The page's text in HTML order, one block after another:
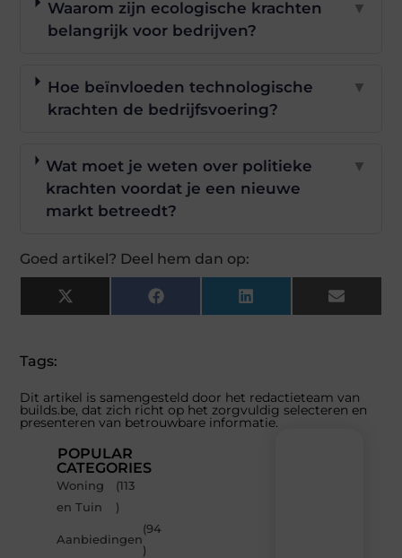
Waarom zijn ecologische krachten
belangrijk voor bedrijven?
▼
Hoe beïnvloeden technologische
krachten de bedrijfsvoering?
▼
Wat moet je weten over politieke
krachten voordat je een nieuwe
markt betreedt?
▼
Goed artikel? Deel hem dan op:
X
(Twitter)
Facebook LinkedIn Email
Tags:
Dit artikel is samengesteld door het redactieteam van
builds.be, dat zich richt op het zorgvuldig selecteren en
presenteren van betrouwbare informatie.
POPULAR
CATEGORIES
Woning
en Tuin
(113
)
Aanbiedingen
(94
)